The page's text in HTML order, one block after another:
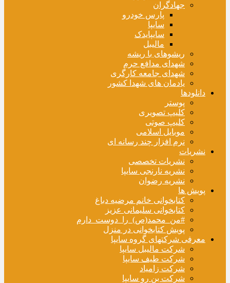
جهادگران
پارس خودرو
سایپا
سایپایدک
مالیبل
ریشوهای با ریشه
شهدای مدافع حرم
شهدای جامعه کارگری
یادمان های شهدا کشور
دانلودها
پوستر
کلیپ تصویری
کلیپ صوتی
موبایل اسلامی
نرم افزار چند رسانه ای
نشریات
نشریات تخصصی
نشریه نارنجی سایپا
نشریه رضوان
پویش ها
کتابخوانی خانم مرضیه دباغ
کتابخوانی سلیمانی عزیز
#من_محمد(ص)_را_دوست_دارم
پویش کتابخوانی در منزل
معرفی شرکتهای گروه سایپا
شرکت مالیبل سایپا
شرکت طیف سایپا
شرکت زامیاد
شرکت بن رو سایپا